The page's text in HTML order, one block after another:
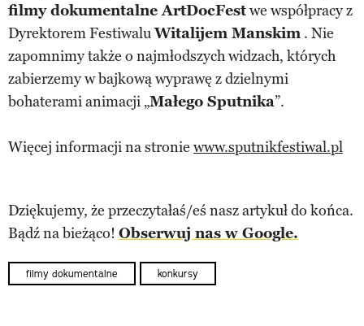
filmy dokumentalne ArtDocFestwe współpracy z
Dyrektorem FestiwaluWitalijem Manskim . Nie
zapomnimy także o najmłodszych widzach, których
zabierzemy w bajkową wyprawę z dzielnymi
bohaterami animacji „Małego Sputnika”.
Więcej informacji na stronie www.sputnikfestiwal.pl
Dziękujemy, że przeczytałaś/eś nasz artykuł do końca.
Bądź na bieżąco! Obserwuj nas w Google.
filmy dokumentalne konkursy